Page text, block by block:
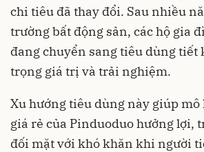
chi tiêu đã thay đổi. Sau nhiều
trường bất động sản, các hộ gia
đang chuyển sang tiêu dùng tiết
trọng giá trị và trải nghiệm.
Xu hướng tiêu dùng này giúp
giá rẻ của Pinduoduo hưởng lợi,
đối mặt với khó khăn khi người